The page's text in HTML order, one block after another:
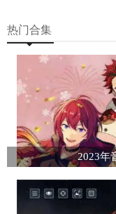
热门合集
2023年